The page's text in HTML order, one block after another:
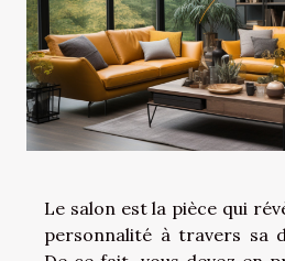
Le salon est la pièce qui
personnalité à travers sa